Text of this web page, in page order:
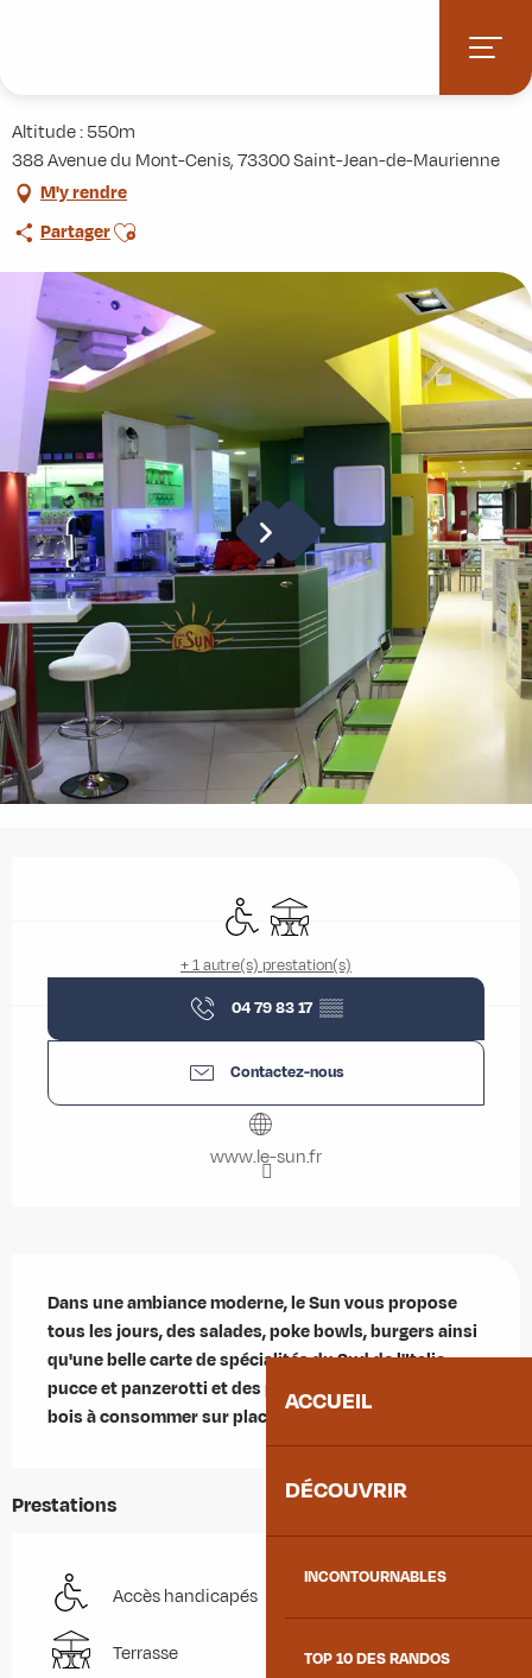
ACCUEIL
DÉCOUVRIR
INCONTOURNABLES
TOP 10 DES RANDOS
Altitude : 550m
388 Avenue du Mont-Cenis, 73300 Saint-Jean-de-Maurienne
M'y rendre
PartagerAjouter aux favoris
Accès handicapés
Terrasse
+ 1 autre(s) prestation(s)
04 79 83 17 ▒▒
Contactez-nous
www.le-sun.fr
Dans une ambiance moderne, le Sun vous propose
tous les jours, des salades, poke bowls, burgers ainsi
qu'une belle carte de spécialités du Sud de l'Italie,
pucce et panzerotti et des pizzas cuites au feu de
bois à consommer sur place ou à emporter.
Prestations
Accès handicapés
Terrasse